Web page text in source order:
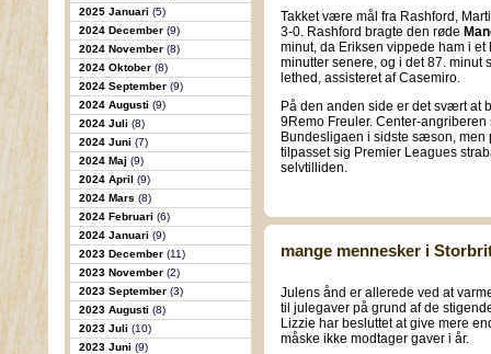
2025 Januari (5)
2024 December (9)
2024 November (8)
2024 Oktober (8)
2024 September (9)
2024 Augusti (9)
2024 Juli (8)
2024 Juni (7)
2024 Maj (9)
2024 April (9)
2024 Mars (8)
2024 Februari (6)
2024 Januari (9)
2023 December (11)
2023 November (2)
2023 September (3)
2023 Augusti (8)
2023 Juli (10)
2023 Juni (9)
Takket være mål fra Rashford,
3-0. Rashford bragte den røde
minut, da Eriksen vippede ham i
minutter senere, og i det 87. minut
lethed, assisteret af Casemiro.
På den anden side er det svært at
9Remo Freuler. Center-
Bundesligaen i sidste sæson,
tilpasset sig Premier Leagues
selvtilliden.
mange mennesker i
Julens ånd er allerede ved at
til julegaver på grund af de
Lizzie har besluttet at give mere
måske ikke modtager gaver i år.